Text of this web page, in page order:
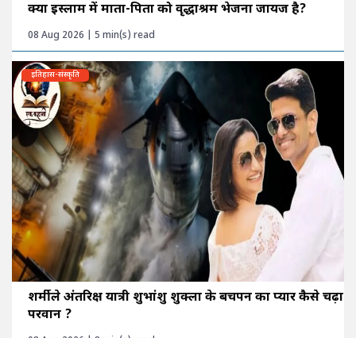
क्या इस्लाम में माता-पिता को वृद्धाश्रम भेजना जायज है?
08 Aug 2026 | 5 min(s) read
इतिहास-संस्कृति
शर्मीले अंतरिक्ष यात्री शुभांशु शुक्ला के बचपन का प्यार कैसे चढ़ा
परवान ?